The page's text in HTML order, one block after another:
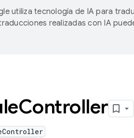
utiliza tecnología de IA para
realizadas con IA
Controller